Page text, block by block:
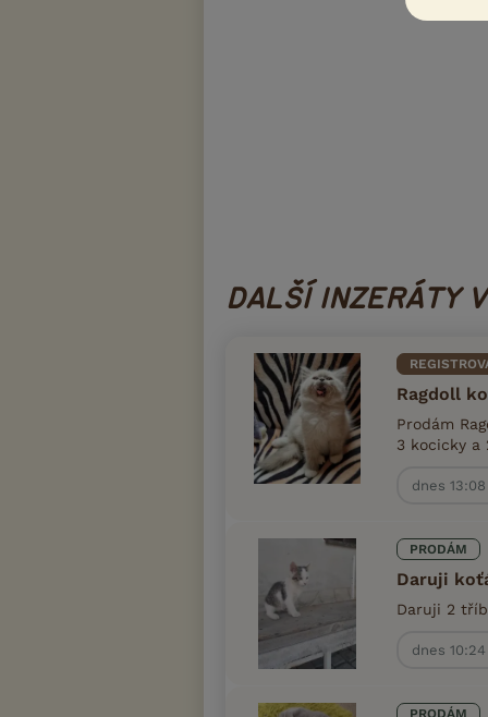
DALŠÍ INZERÁTY
Ragdoll
Prodám
3 kocicky a
dnes 13:08
PRODÁM
Daruji
Daruji 2
dnes 10:24